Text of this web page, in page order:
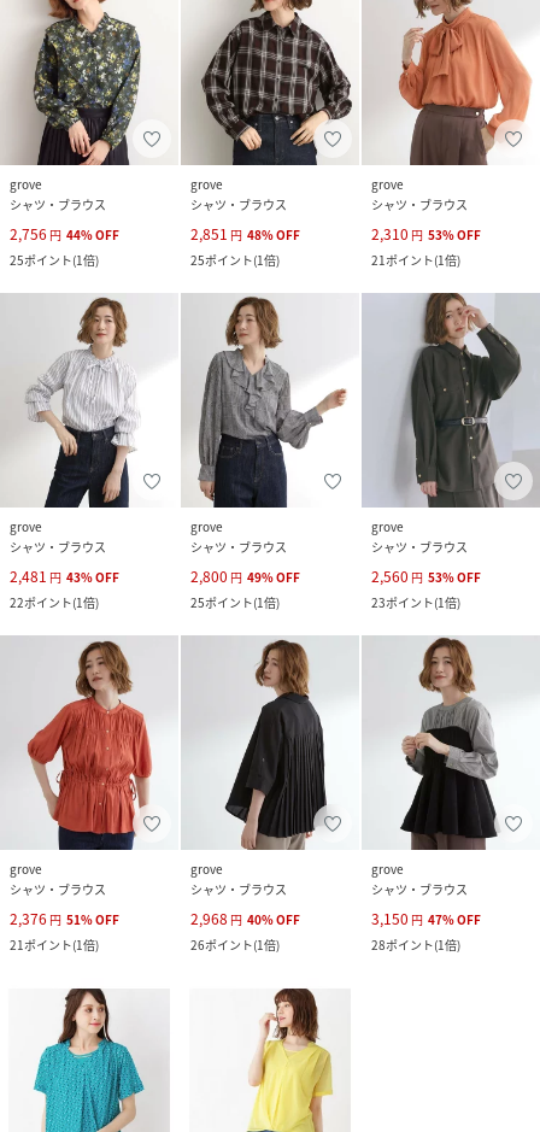
grove
シャツ・ブラウス
2,756 円 44%OFF
25ポイント(1倍)
grove
シャツ・ブラウス
2,851 円 48%OFF
25ポイント(1倍)
grove
シャツ・ブラウス
2,310 円 53%OFF
21ポイント(1倍)
grove
シャツ・ブラウス
2,481 円 43%OFF
22ポイント(1倍)
grove
シャツ・ブラウス
2,800 円 49%OFF
25ポイント(1倍)
grove
シャツ・ブラウス
2,560 円 53%OFF
23ポイント(1倍)
grove
シャツ・ブラウス
2,376 円 51%OFF
21ポイント(1倍)
grove
シャツ・ブラウス
2,968 円 40%OFF
26ポイント(1倍)
grove
シャツ・ブラウス
3,150 円 47%OFF
28ポイント(1倍)